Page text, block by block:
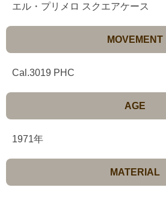
エル・プリメロ スクエアケース
MOVEMENT
Cal.3019 PHC
AGE
1971年
MATERIAL